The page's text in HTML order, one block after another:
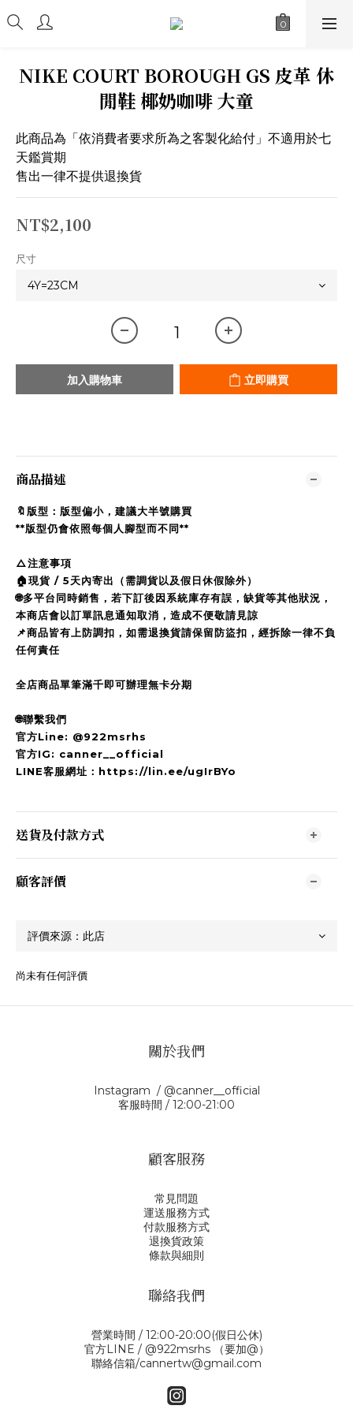
NIKE COURT BOROUGH GS 皮革 休
閒鞋 椰奶咖啡 大童
此商品為「依消費者要求所為之客製化給付」不適用於七
天鑑賞期
售出一律不提供退換貨
NT$2,100
尺寸
加入購物車 立即購買
商品描述
🔖版型：版型偏小，建議大半號購買
**版型仍會依照每個人腳型而不同**
△注意事項
🏠現貨 / 5天內寄出（需調貨以及假日休假除外）
🌐多平台同時銷售，若下訂後因系統庫存有誤，缺貨等其他狀況，
本商店會以訂單訊息通知取消，造成不便敬請見諒
📌商品皆有上防調扣，如需退換貨請保留防盜扣，經拆除一律不負
任何責任
全店商品單筆滿千即可辦理無卡分期
🌐聯繫我們
官方Line: @922msrhs
官方IG: canner__official
LINE客服網址：https://lin.ee/ugIrBYo
送貨及付款方式
顧客評價
尚未有任何評價
關於我們
Instagram / @canner__official
客服時間 / 12:00-21:00
顧客服務
常見問題
運送服務方式
付款服務方式
退換貨政策
條款與細則
聯絡我們
營業時間 / 12:00-20:00(假日公休)
官方LINE / @922msrhs （要加@）
聯絡信箱/cannertw@gmail.com